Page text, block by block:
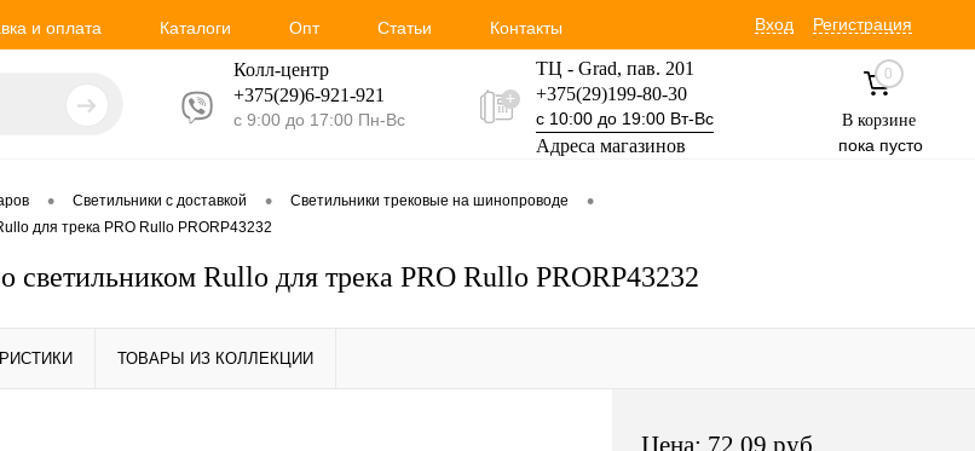
и оплата Каталоги Опт Статьи Контакты Вход Регистрация
Колл-центр
+375(29)6-921-921
с 9:00 до 17:00 Пн-Вс
ТЦ - Grad, пав. 201
+375(29)199-80-30
с 10:00 до 19:00 Вт-Вс
Адреса магазинов
+375(29)354-30-60
0
В корзине
пока пусто
• Светильники с доставкой • Светильники трековые на шинопроводе •
для трека PRO Rullo PRORP43232
светильником Rullo для трека PRO Rullo PRORP43232
ТОВАРЫ ИЗ КОЛЛЕКЦИИ
Цена: 72,09 pуб.